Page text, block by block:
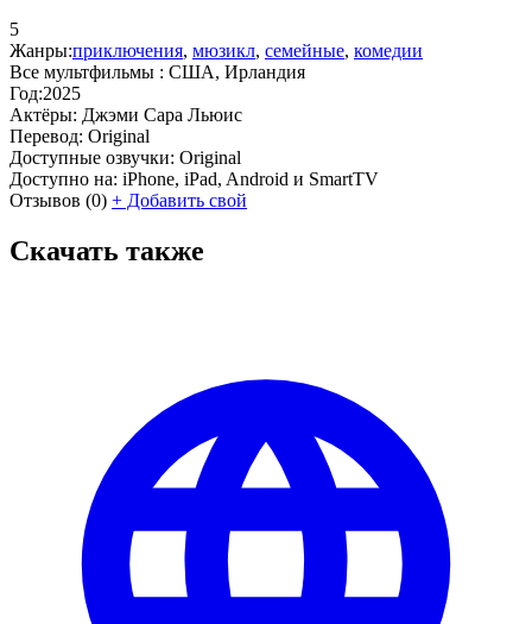
5
Жанры:приключения, мюзикл, семейные, комедии
Все мультфильмы : США, Ирландия
Год:2025
Актёры: Джэми Сара Льюис
Перевод: Original
Доступные озвучки: Original
Доступно на: iPhone, iPad, Android и SmartTV
Отзывов (0) + Добавить свой
Скачать также